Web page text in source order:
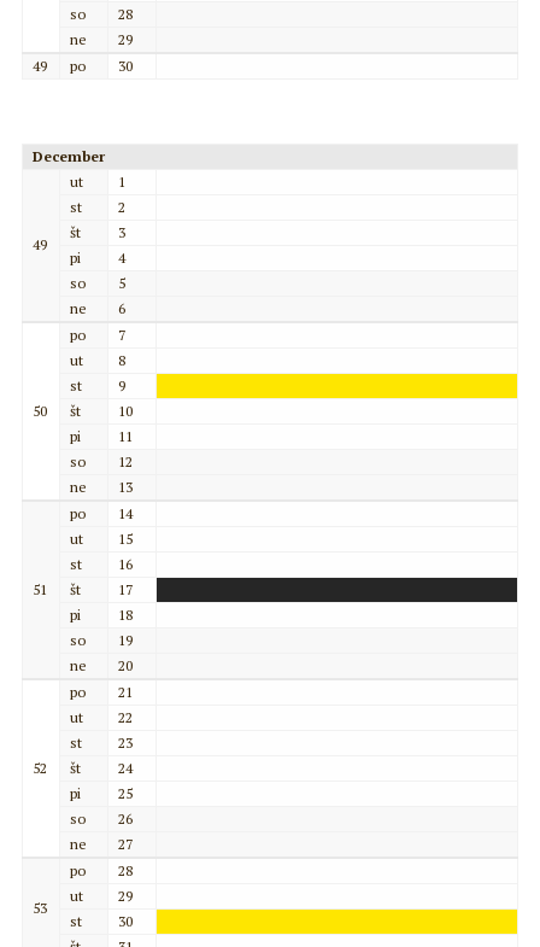
so
28
ne
29
49
po 30
December
49
ut
1
st
2
št
3
pi
4
so
5
ne
6
50
po
7
ut
8
st
9
št
10
pi
11
so
12
ne
13
51
po
14
ut
15
st
16
št
17
pi
18
so
19
ne
20
52
po
21
ut
22
st
23
št
24
pi
25
so
26
ne
27
53
po
28
ut
29
st
30